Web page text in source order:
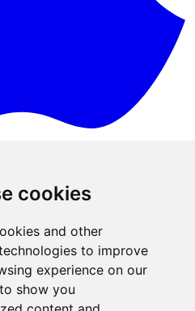
cookies
and other
to improve
experience on our
show you